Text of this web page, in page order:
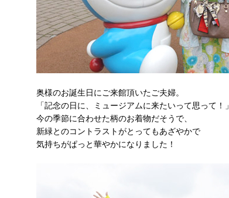
奥様のお誕生日にご来館頂いたご夫婦。
「記念の日に、ミュージアムに来たいって思って！」
今の季節に合わせた柄のお着物だそうで、
新緑とのコントラストがとってもあざやかで
気持ちがぱっと華やかになりました！